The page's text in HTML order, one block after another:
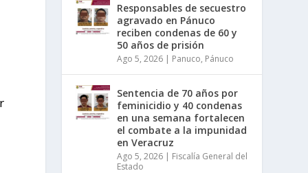
Responsables de secuestro
agravado en Pánuco
reciben condenas de 60 y
50 años de prisión
Ago 5, 2026 | Panuco, Pánuco
Sentencia de 70 años por
feminicidio y 40 condenas
en una semana fortalecen
el combate a la impunidad
en Veracruz
Ago 5, 2026 | Fiscalía General del
Estado